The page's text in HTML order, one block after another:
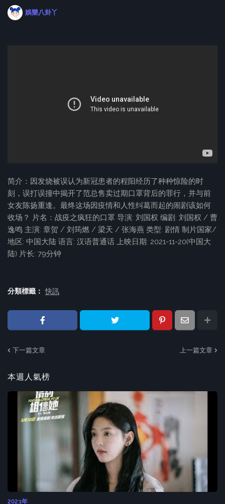
娛樂八卦丫
简介：因发烧被误认为新冠患者的程阳经历了种种惊险的时
刻，误打误撞中揭开了范总售卖过期口罩背后的罪行，并与前
女友陈扬重逢。最终这场因疫情和人性纠葛而起的闹剧该如何
收场？ 片名：战疫之疯狂的口罩 导演: 刘国权 编剧: 刘国权 / 曹
逸鸣 主演: 章贺 / 刘筠燃 / 梁天 / 张海燕 类型: 剧情 制片国家/
地区: 中国大陆 语言: 汉语普通话 上映日期: 2021-11-20(中国大
陆) 片长: 79分钟
分類標籤： 快訊
下一篇文章 上一篇文章
本週人氣榜
2023年